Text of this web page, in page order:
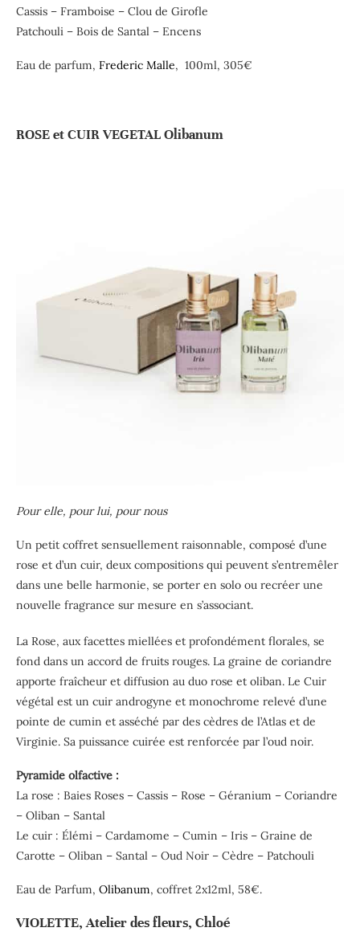
Cassis – Framboise – Clou de Girofle
Patchouli – Bois de Santal – Encens
Eau de parfum, Frederic Malle, 100ml, 305€
ROSE et CUIR VEGETAL Olibanum
Pour elle, pour lui, pour nous
Un petit coffret sensuellement raisonnable, composé d’une
rose et d’un cuir, deux compositions qui peuvent s’entremêler
dans une belle harmonie, se porter en solo ou recréer une
nouvelle fragrance sur mesure en s’associant.
La Rose, aux facettes miellées et profondément florales, se
fond dans un accord de fruits rouges. La graine de coriandre
apporte fraîcheur et diffusion au duo rose et oliban. Le Cuir
végétal est un cuir androgyne et monochrome relevé d’une
pointe de cumin et asséché par des cèdres de l’Atlas et de
Virginie. Sa puissance cuirée est renforcée par l’oud noir.
Pyramide olfactive :
La rose : Baies Roses – Cassis – Rose – Géranium – Coriandre
– Oliban – Santal
Le cuir : Élémi – Cardamome – Cumin – Iris – Graine de
Carotte – Oliban – Santal – Oud Noir – Cèdre – Patchouli
Eau de Parfum, Olibanum, coffret 2x12ml, 58€.
VIOLETTE, Atelier des fleurs, Chloé